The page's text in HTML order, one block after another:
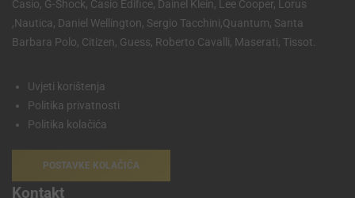
Casio, G-Shock, Casio Edifice, Dainel Klein, Lee Cooper, Lorus
,Nautica, Daniel Wellington, Sergio Tacchini,Quantum, Santa
Barbara Polo, Citizen, Guess, Roberto Cavalli, Maserati, Tissot.
Uvjeti korištenja
Politika privatnosti
Politika kolačića
POSTAVKE KOLAČIĆA
Kontakt